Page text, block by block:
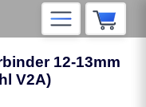
12-13mm
V2A)